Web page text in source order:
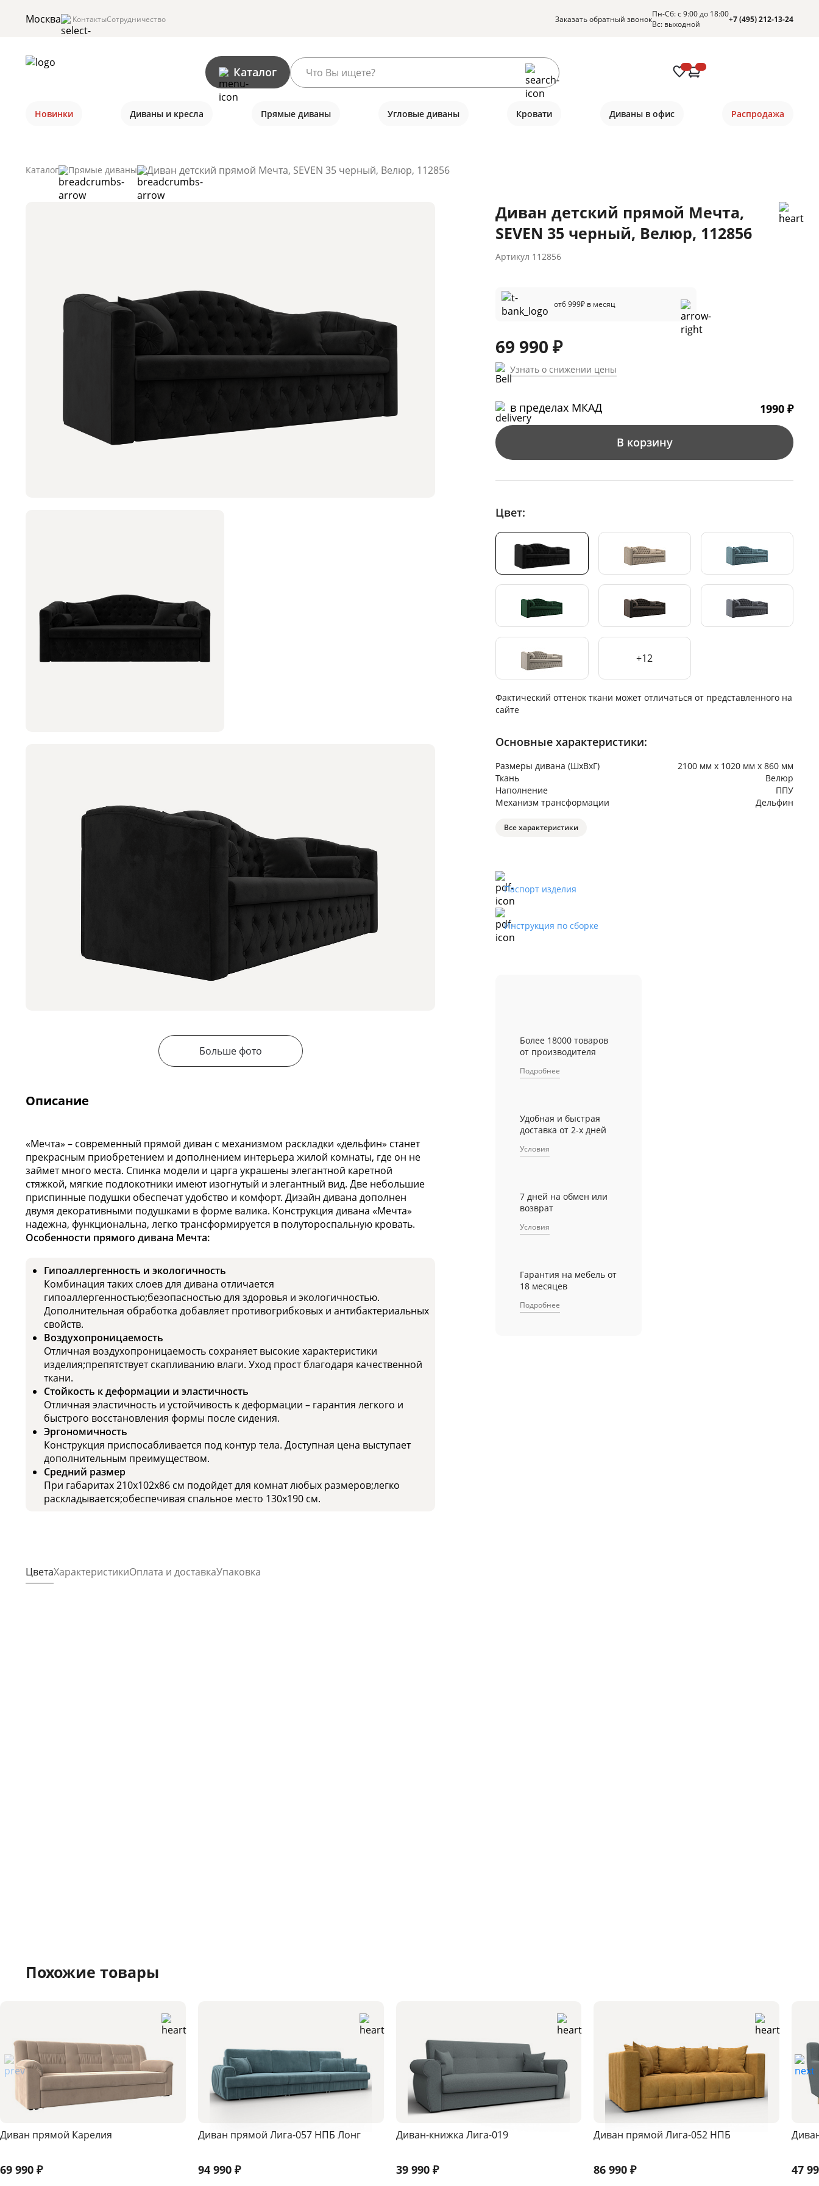
Москва КонтактыСотрудничество Заказать обратный звонокПн-Сб: с 9:00 до 18:00
Вс: выходной
+7 (495) 212-13-24
Каталог
Новинки Диваны и кресла Прямые диваны Угловые диваны Кровати Диваны в офис Распродажа
Каталог Прямые диваны Диван детский прямой Мечта, SEVEN 35 черный, Велюр, 112856
Больше фото
Описание
«Мечта» – современный прямой диван с механизмом раскладки «дельфин» станет
прекрасным приобретением и дополнением интерьера жилой комнаты, где он не
займет много места. Спинка модели и царга украшены элегантной каретной
стяжкой, мягкие подлокотники имеют изогнутый и элегантный вид. Две небольшие
приспинные подушки обеспечат удобство и комфорт. Дизайн дивана дополнен
двумя декоративными подушками в форме валика. Конструкция дивана «Мечта»
надежна, функциональна, легко трансформируется в полутороспальную кровать.
Особенности прямого дивана Мечта:
Гипоаллергенность и экологичность
Комбинация таких слоев для дивана отличается
гипоаллергенностью;безопасностью для здоровья и экологичностью.
Дополнительная обработка добавляет противогрибковых и антибактериальных
свойств.
Воздухопроницаемость
Отличная воздухопроницаемость сохраняет высокие характеристики
изделия;препятствует скапливанию влаги. Уход прост благодаря качественной
ткани.
Стойкость к деформации и эластичность
Отличная эластичность и устойчивость к деформации – гарантия легкого и
быстрого восстановления формы после сидения.
Эргономичность
Конструкция приспосабливается под контур тела. Доступная цена выступает
дополнительным преимуществом.
Средний размер
При габаритах 210x102x86 см подойдет для комнат любых размеров;легко
раскладывается;обеспечивая спальное место 130x190 см.
ЦветаХарактеристикиОплата и доставкаУпаковка
Диван детский прямой Мечта,
SEVEN 35 черный, Велюр, 112856
Артикул 112856
от6 999₽ в месяц
69 990 ₽
Узнать о снижении цены
в пределах МКАД 1990 ₽
В корзину
Цвет:
+12
Фактический оттенок ткани может отличаться от представленного на
сайте
Основные характеристики:
Размеры дивана (ШхВхГ)
2100 мм х 1020 мм х 860 мм
Ткань
Велюр
Наполнение
ППУ
Механизм трансформации
Дельфин
Все характеристики
Паспорт изделия
Инструкция по сборке
Более 18000 товаров
от производителя
Подробнее
Удобная и быстрая
доставка от 2-х дней
Условия
7 дней на обмен или
возврат
Условия
Гарантия на мебель от
18 месяцев
Подробнее
Похожие товары
Диван прямой Карелия
69 990 ₽
Диван прямой Лига-057 НПБ Лонг
94 990₽
Диван-книжка Лига-019
39 990₽
Диван прямой Лига-052 НПБ
86 990 ₽ 47